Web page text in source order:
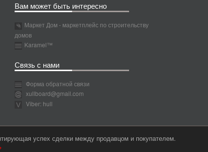
Вам может быть интересно
Маркет Дом - маркетплейс по строительству
домов
Karamel™
Связь с нами
Форма обратной связи
xullboard@gmail.com
Viber: hull
успех сделки между продавцом и покупателем.